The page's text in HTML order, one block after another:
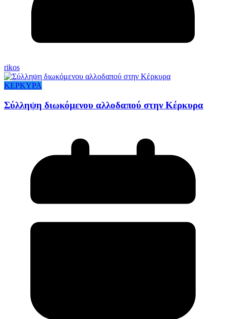
rikos
ΚΕΡΚΥΡΑ
Σύλληψη διωκόμενου αλλοδαπού στην Κέρκυρα